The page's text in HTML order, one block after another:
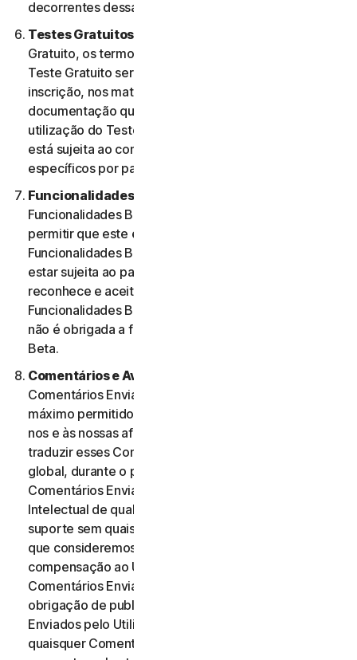
decorrentes dessa utilização.
Testes Gratuitos.
Gratuito, os termos específicos aplicáveis ao seu
Teste Gratuito serão fornecidos no momento da
inscrição, nos materiais promocionais e/ou
documentação que descrevem o Teste Gratuito. A
utilização do Teste Gratuito por parte do Utilizador
está sujeita ao comprimento desses termos
específicos por parte do mesmo.
Funcionalidades Beta.
Funcionalidades Beta nos Serviços para o Utilizador e
permitir que este envie comentários. A utilização de
Funcionalidades Beta por parte do Utilizador pode
estar sujeita ao pagamento de taxas. O Utilizador
reconhece e aceita que a sua utilização de
Funcionalidades Beta é voluntária e a NortonLifeLock
não é obrigada a fornecer quaisquer Funcionalidades
Beta.
Comentários e Avaliações.
Comentários Enviados, o Utilizador, dentro do
máximo permitido pela legislação aplicável, autoriza-
nos e às nossas afiliadas a utilizar, reproduzir, copiar e
traduzir esses Comentários Enviados numa base
global, durante o prazo de proteção desses
Comentários Enviados por Direitos de Propriedade
Intelectual de qualquer forma e através de qualquer
suporte sem quaisquer restrições de qualquer forma
que consideremos adequada. Não será paga qualquer
compensação ao Utilizador relativa à utilização dos
Comentários Enviados. Não temos qualquer
obrigação de publicar ou utilizar os Comentários
Enviados pelo Utilizador e podemos remover
quaisquer Comentários Enviados a qualquer